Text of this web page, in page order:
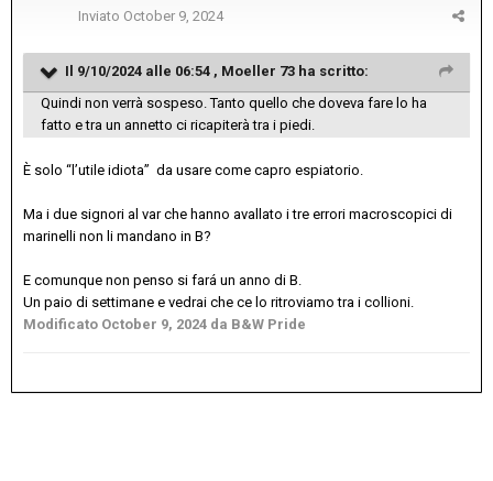
Inviato October 9, 2024
Il 9/10/2024 alle 06:54 , Moeller 73 ha scritto:
Quindi non verrà sospeso. Tanto quello che doveva fare lo ha
fatto e tra un annetto ci ricapiterà tra i piedi.
È solo “l’utile idiota” da usare come capro espiatorio.
Ma i due signori al var che hanno avallato i tre errori macroscopici di
marinelli non li mandano in B?
E comunque non penso si fará un anno di B.
Un paio di settimane e vedrai che ce lo ritroviamo tra i collioni.
Modificato October 9, 2024 da B&W Pride